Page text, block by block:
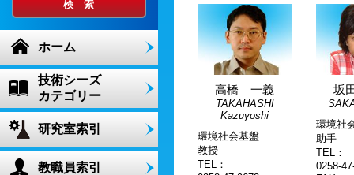
ホーム
技術シーズ
カテゴリー
研究室索引
教職員索引
高橋 一義
TAKAHASHI
Kazuyoshi
環境社会基盤
教授
TEL：
坂
環境社
助手
TEL：
0258-